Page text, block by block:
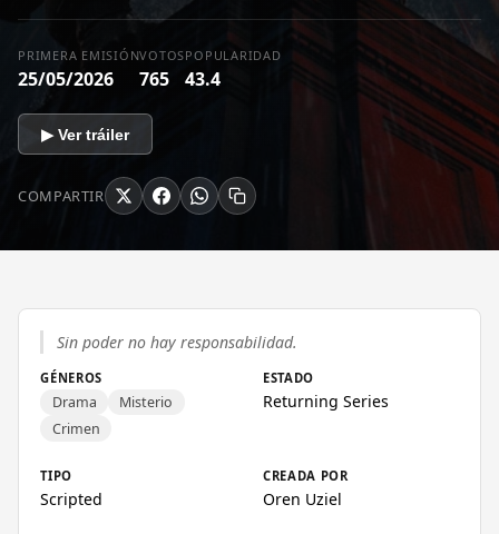
PRIMERA EMISIÓN
25/05/2026
VOTOS
765
POPULARIDAD
43.4
▶ Ver tráiler
COMPARTIR
Sin poder no hay responsabilidad.
GÉNEROS
Drama
Misterio
Crimen
ESTADO
Returning Series
TIPO
Scripted
CREADA POR
Oren Uziel